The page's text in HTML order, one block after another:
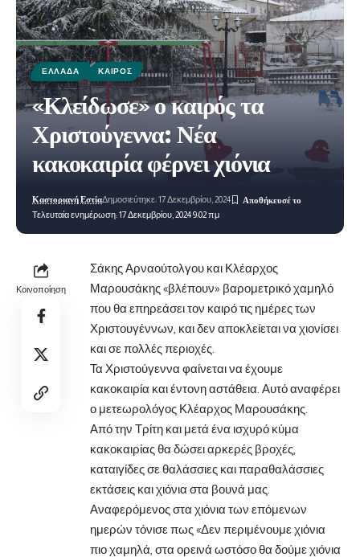
ΕΛΛΆΔΑ ΚΑΙΡΌΣ
«Κλείδωσε» ο καιρός τα
Χριστούγεννα: Νέα
κακοκαιρία φέρνει χιόνια
Τελευταία ενημέρωση: 17 Δεκεμβρίου, 2024 9:02 πμ
Καστοριανή ΕστίαΔημοσιεύτηκε: 17 Δεκεμβρίου, 2024
Κοινοποίηση
Σάκης Αρναούτολγου και Κλέαρχος
Μαρουσάκης «βλέπουν» βαρομετρικό χαμηλό
που θα επηρεάσει τον καιρό τις ημέρες των
Χριστουγέννων, και δεν αποκλείεται να χιονίσει
και σε πολλές περιοχές.
Τα Χριστούγεννα φαίνεται να έχουμε
κακοκαιρία και έντονη αστάθεια. Αυτό αναφέρει
ο μετεωρολόγος Κλέαρχος Μαρουσάκης.
Από την Τρίτη και μετά ένα ισχυρό κύμα
κακοκαιρίας θα δώσει αρκερές βροχές,
καταιγίδες σε θαλάσσιες και παραθαλάσσιες
εκτάσεις και χιόνια στα βουνά μας.
Αναφερόμενος στα χιόνια των επόμενων
ημερών τόνισε πως «Δεν περιμένουμε χιόνια
πιο χαμηλά, στα ορεινά ωστόσο θα δούμε χιόνια